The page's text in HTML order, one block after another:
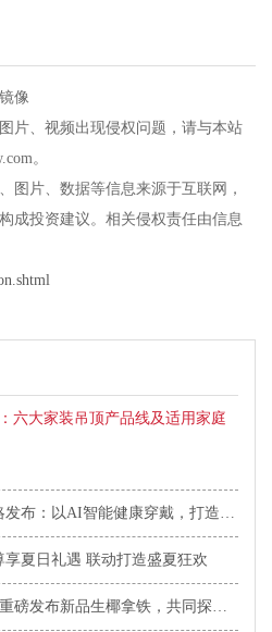
像
片、视频出现侵权问题，请与本站
。
图片、数据等信息来源于互联网，
成投资建议。相关侵权责任由信息
六大家装吊顶产品线及适用家庭
夏日礼遇 联动打造盛夏狂欢